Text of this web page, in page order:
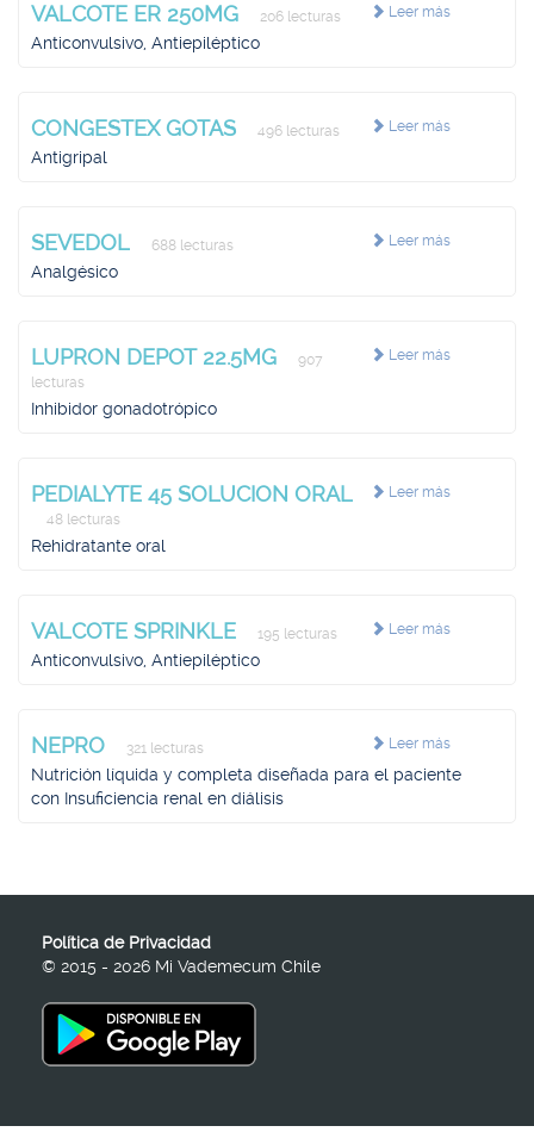
Leer más
VALCOTE ER 250MG 206 lecturas
Anticonvulsivo, Antiepiléptico
Leer más
CONGESTEX GOTAS 496 lecturas
Antigripal
Leer más
SEVEDOL 688 lecturas
Analgésico
Leer más
LUPRON DEPOT 22.5MG
907
lecturas
Inhibidor gonadotrópico
Leer más
PEDIALYTE 45 SOLUCION ORAL
48 lecturas
Rehidratante oral
Leer más
VALCOTE SPRINKLE 195 lecturas
Anticonvulsivo, Antiepiléptico
Leer más
NEPRO 321 lecturas
Nutrición líquida y completa diseñada para el paciente
con Insuficiencia renal en diálisis
Política de Privacidad
© 2015 - 2026 Mi Vademecum Chile